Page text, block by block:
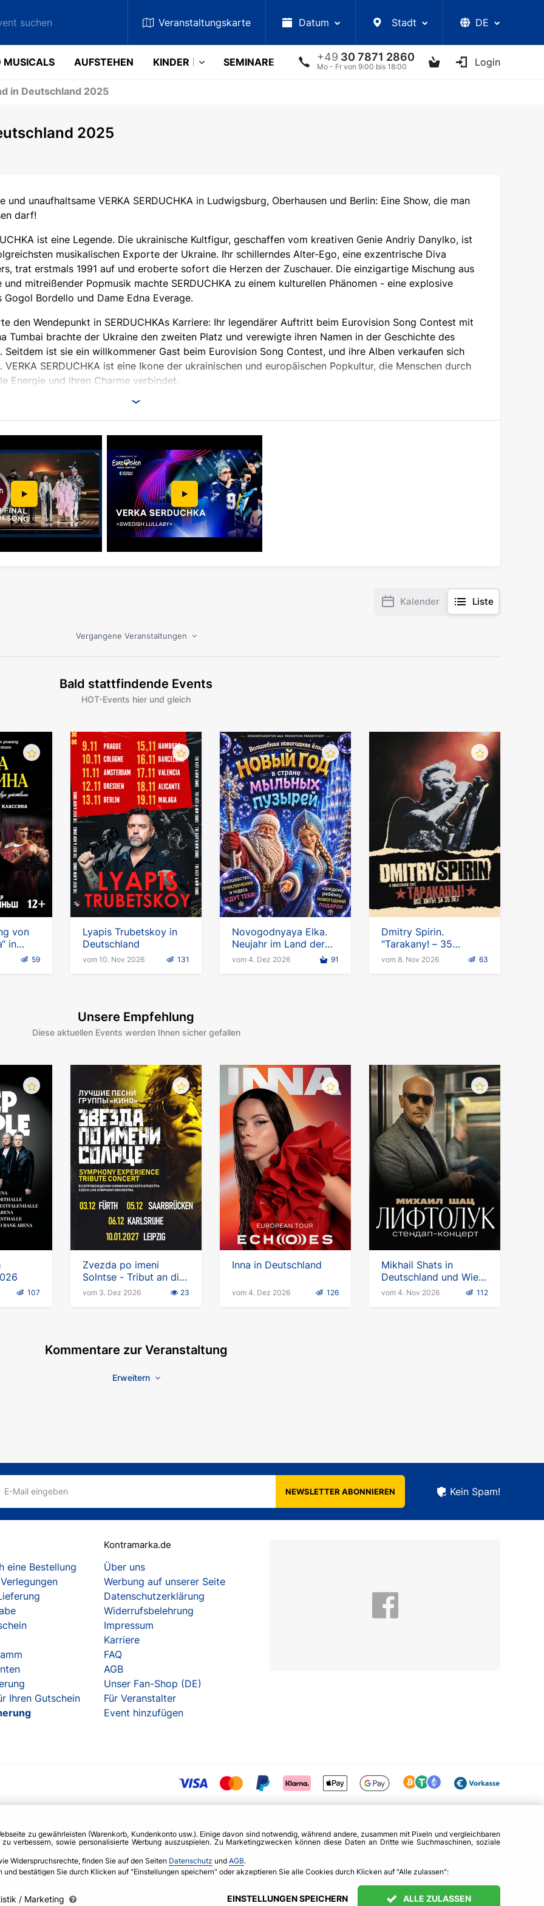
Veranstaltungskarte Datum Stadt DE
+49 30 7871 2860
Mo - Fr von 9:00 bis 18:00 Login
MUSICALS AUFSTEHEN KINDER SEMINARE VORLESUNGEN UKRAINISCHE ARTISTEN
in Deutschland 2025
2025
und unaufhaltsame VERKA SERDUCHKA in Ludwigsburg, Oberhausen und Berlin: Eine Show, die man
darf!
ist eine Legende. Die ukrainische Kultfigur, geschaffen vom kreativen Genie Andriy Danylko, ist
musikalischen Exporte der Ukraine. Ihr schillerndes Alter-Ego, eine exzentrische Diva
trat erstmals 1991 auf und eroberte sofort die Herzen der Zuschauer. Die einzigartige Mischung aus
und mitreißender Popmusik machte SERDUCHKA zu einem kulturellen Phänomen - eine explosive
Gogol Bordello und Dame Edna Everage.
den Wendepunkt in SERDUCHKAs Karriere: Ihr legendärer Auftritt beim Eurovision Song Contest mit
Tumbai brachte der Ukraine den zweiten Platz und verewigte ihren Namen in der Geschichte des
Seitdem ist sie ein willkommener Gast beim Eurovision Song Contest, und ihre Alben verkaufen sich
VERKA SERDUCHKA ist eine Ikone der ukrainischen und europäischen Popkultur, die Menschen durch
Energie und ihren Charme verbindet.
Selenskyj mit dem Orden "Für Verdienste" für seine humanitäre Unterstützung der Ukraine
Schaffens.
und Humor, mit virtuosen Musikern, der charismatischen "Mama" und einer Energie, die keinen
vor, der in Erinnerung bleiben wird!
Kalender Liste
Vergangene Veranstaltungen
Bald stattfindende Events
HOT-Events hier und gleich
von
in
59
Lyapis Trubetskoy in
Deutschland
vom 10. Nov 2026 131
Novogodnyaya Elka.
Neujahr im Land der
Seifenblasen
vom 4. Dez 2026 91
Dmitry Spirin.
"Tarakany! – 35
Jahre"-Tournee in
vom 8. Nov 2026 63
Unsere Empfehlung
Diese aktuellen Events werden Ihnen sicher gefallen
107
Zvezda po imeni
Solntse - Tribut an die
Band KINO in
vom 3. Dez 2026 23
Inna in Deutschland
vom 4. Dez 2026 126
Mikhail Shats in
Deutschland und Wien.
Stand-up-Tournee
vom 4. Nov 2026 112
Kommentare zur Veranstaltung
Erweitern
E-Mail eingeben NEWSLETTER ABONNIEREN Kein Spam!
eine Bestellung
Ihren Gutschein
Kontramarka.de
Über uns
Werbung auf unserer Seite
Datenschutzerklärung
Widerrufsbelehrung
Impressum
Karriere
FAQ
AGB
Unser Fan-Shop (DE)
Für Veranstalter
Event hinzufügen
zu gewährleisten (Warenkorb, Kundenkonto usw.). Einige davon sind notwendig, während andere, zusammen mit Pixeln und vergleichbaren
verbessern, sowie personalisierte Werbung auszuspielen. Zu Marketingzwecken können diese Daten an Dritte wie Suchmaschinen, soziale
Widerspruchsrechte, finden Sie auf den Seiten Datenschutz und AGB.
bestätigen Sie durch Klicken auf "Einstellungen speichern" oder akzeptieren Sie alle Cookies durch Klicken auf "Alle zulassen":
/ Marketing EINSTELLUNGEN SPEICHERN ALLE ZULASSEN